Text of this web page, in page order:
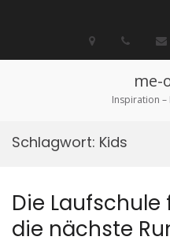
me-
Inspiration –
Schlagwort: Kids
Die
die nächste